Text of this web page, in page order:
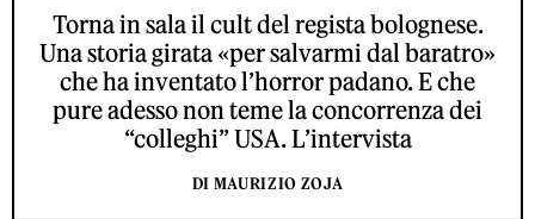
Torna in sala il cult del regista bolognese.
Una storia girata «per salvarmi dal baratro»
che ha inventato l’horror padano. E che
pure adesso non teme la concorrenza dei
“colleghi” USA. L’intervista
DI MAURIZIO ZOJA